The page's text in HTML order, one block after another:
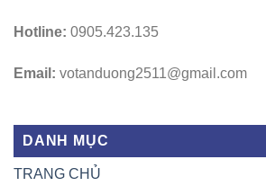
Hotline: 0905.423.135
Email: votanduong2511@gmail.com
DANH MỤC
TRANG CHỦ